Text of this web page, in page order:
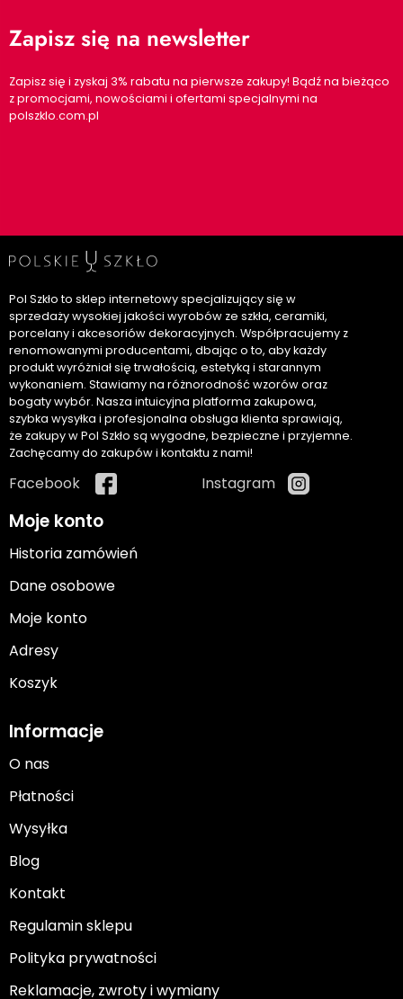
Zapisz się na newsletter
Zapisz się i zyskaj 3% rabatu na pierwsze zakupy! Bądź na bieżąco
z promocjami, nowościami i ofertami specjalnymi na
polszklo.com.pl
Pol Szkło to sklep internetowy specjalizujący się w
sprzedaży wysokiej jakości wyrobów ze szkła, ceramiki,
porcelany i akcesoriów dekoracyjnych. Współpracujemy z
renomowanymi producentami, dbając o to, aby każdy
produkt wyróżniał się trwałością, estetyką i starannym
wykonaniem. Stawiamy na różnorodność wzorów oraz
bogaty wybór. Nasza intuicyjna platforma zakupowa,
szybka wysyłka i profesjonalna obsługa klienta sprawiają,
że zakupy w Pol Szkło są wygodne, bezpieczne i przyjemne.
Zachęcamy do zakupów i kontaktu z nami!
Facebook Instagram
Moje konto
Historia zamówień
Dane osobowe
Moje konto
Adresy
Koszyk
Informacje
O nas
Płatności
Wysyłka
Blog
Kontakt
Regulamin sklepu
Polityka prywatności
Reklamacje, zwroty i wymiany